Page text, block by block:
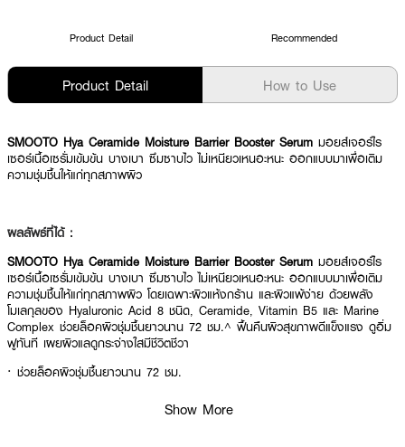
Product Detail Recommended
Product Detail How to Use
SMOOTO Hya Ceramide Moisture Barrier Booster Serum มอยส์เจอร์ไร
เซอร์เนื้อเซรั่มเข้มข้น บางเบา ซึมซาบไว ไม่เหนียวเหนอะหนะ ออกแบบมาเพื่อเติม
ความชุ่มชื้นให้แก่ทุกสภาพผิว
ผลลัพธ์ที่ได้ :
SMOOTO Hya Ceramide Moisture Barrier Booster Serum มอยส์เจอร์ไร
เซอร์เนื้อเซรั่มเข้มข้น บางเบา ซึมซาบไว ไม่เหนียวเหนอะหนะ ออกแบบมาเพื่อเติม
ความชุ่มชื้นให้แก่ทุกสภาพผิว โดยเฉพาะผิวแห้งกร้าน และผิวแพ้ง่าย ด้วยพลัง
โมเลกุลของ Hyaluronic Acid 8 ชนิด, Ceramide, Vitamin B5 และ Marine
Complex ช่วยล็อคผิวชุ่มชื้นยาวนาน 72 ชม.^ ฟื้นคืนผิวสุขภาพดีแข็งแรง ดูอิ่ม
ฟูทันที เผยผิวแลดูกระจ่างใสมีชีวิตชีวา
· ช่วยล็อคผิวชุ่มชื้นยาวนาน 72 ชม.
· ฟื้นคืนผิวสุขภาพดีแข็งแรง ดูอิ่มฟูทันที เผยผิวแลดูกระจ่างใสมีชีวิตชีวา
Show More